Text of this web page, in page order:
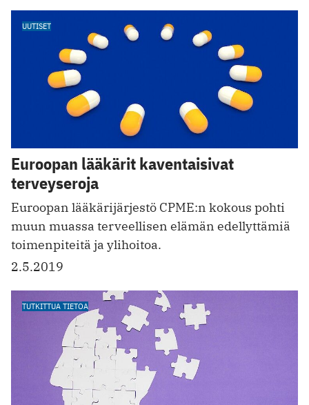
UUTISET
Euroopan lääkärit kaventaisivat
terveyseroja
Euroopan lääkäri­järjestö CPME:n kokous pohti
muun muassa terveellisen elämän edellyttämiä
toimen­piteitä ja ylihoitoa.
2.5.2019
TUTKITTUA TIETOA